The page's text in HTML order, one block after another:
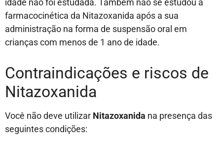
idade não foi estudada. Também não se estudou a
farmacocinética da Nitazoxanida após a sua
administração na forma de suspensão oral em
crianças com menos de 1 ano de idade.
Contraindicações e riscos de
Nitazoxanida
Você não deve utilizar Nitazoxanida na presença das
seguintes condições: